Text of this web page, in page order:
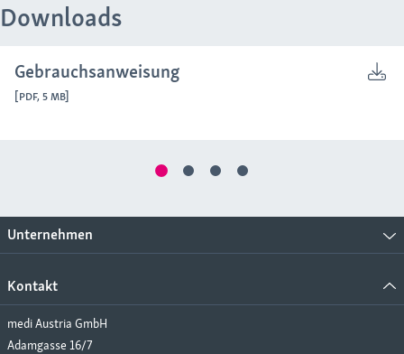
Downloads
Gebrauchsanweisung
[PDF, 5 MB]
Unternehmen
Kontakt
medi Austria GmbH
Adamgasse 16/7